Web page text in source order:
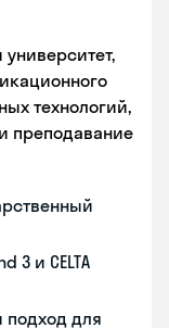
технологий,
преподавание
3 и CELTA
подход для